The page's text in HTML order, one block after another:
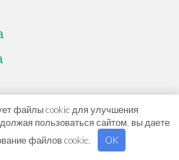
официальный дилер LADA
файлы cookie для улучшения
пользоваться сайтом, вы даете
файлов cookie.
OK